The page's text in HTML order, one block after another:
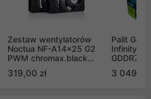
Zestaw wentylatorów
Noctua NF-A14x25 G2
PWM chromax.black
Push Pull (2szt)
319,00 zł
Palit
Infinity 3
GDDR7
GB2050S)
3 049,00